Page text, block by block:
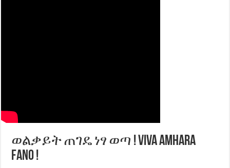
ወልቃይት ጠገዴ ነፃ ወጣ ! Viva Amhara
Fano !